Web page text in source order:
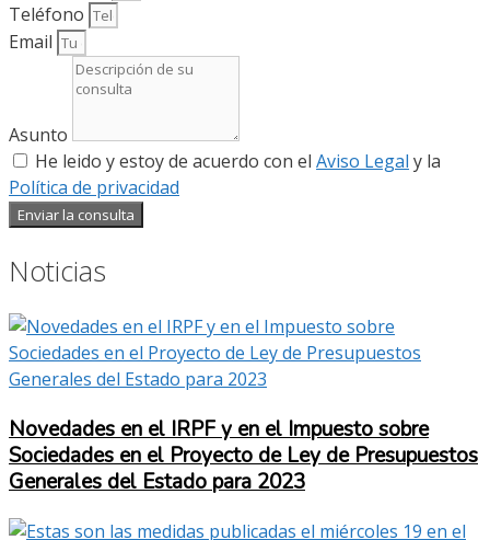
Teléfono
Email
Asunto
He leido y estoy de acuerdo con el Aviso Legal y la
Política de privacidad
Enviar la consulta
Noticias
Novedades en el IRPF y en el Impuesto sobre
Sociedades en el Proyecto de Ley de Presupuestos
Generales del Estado para 2023